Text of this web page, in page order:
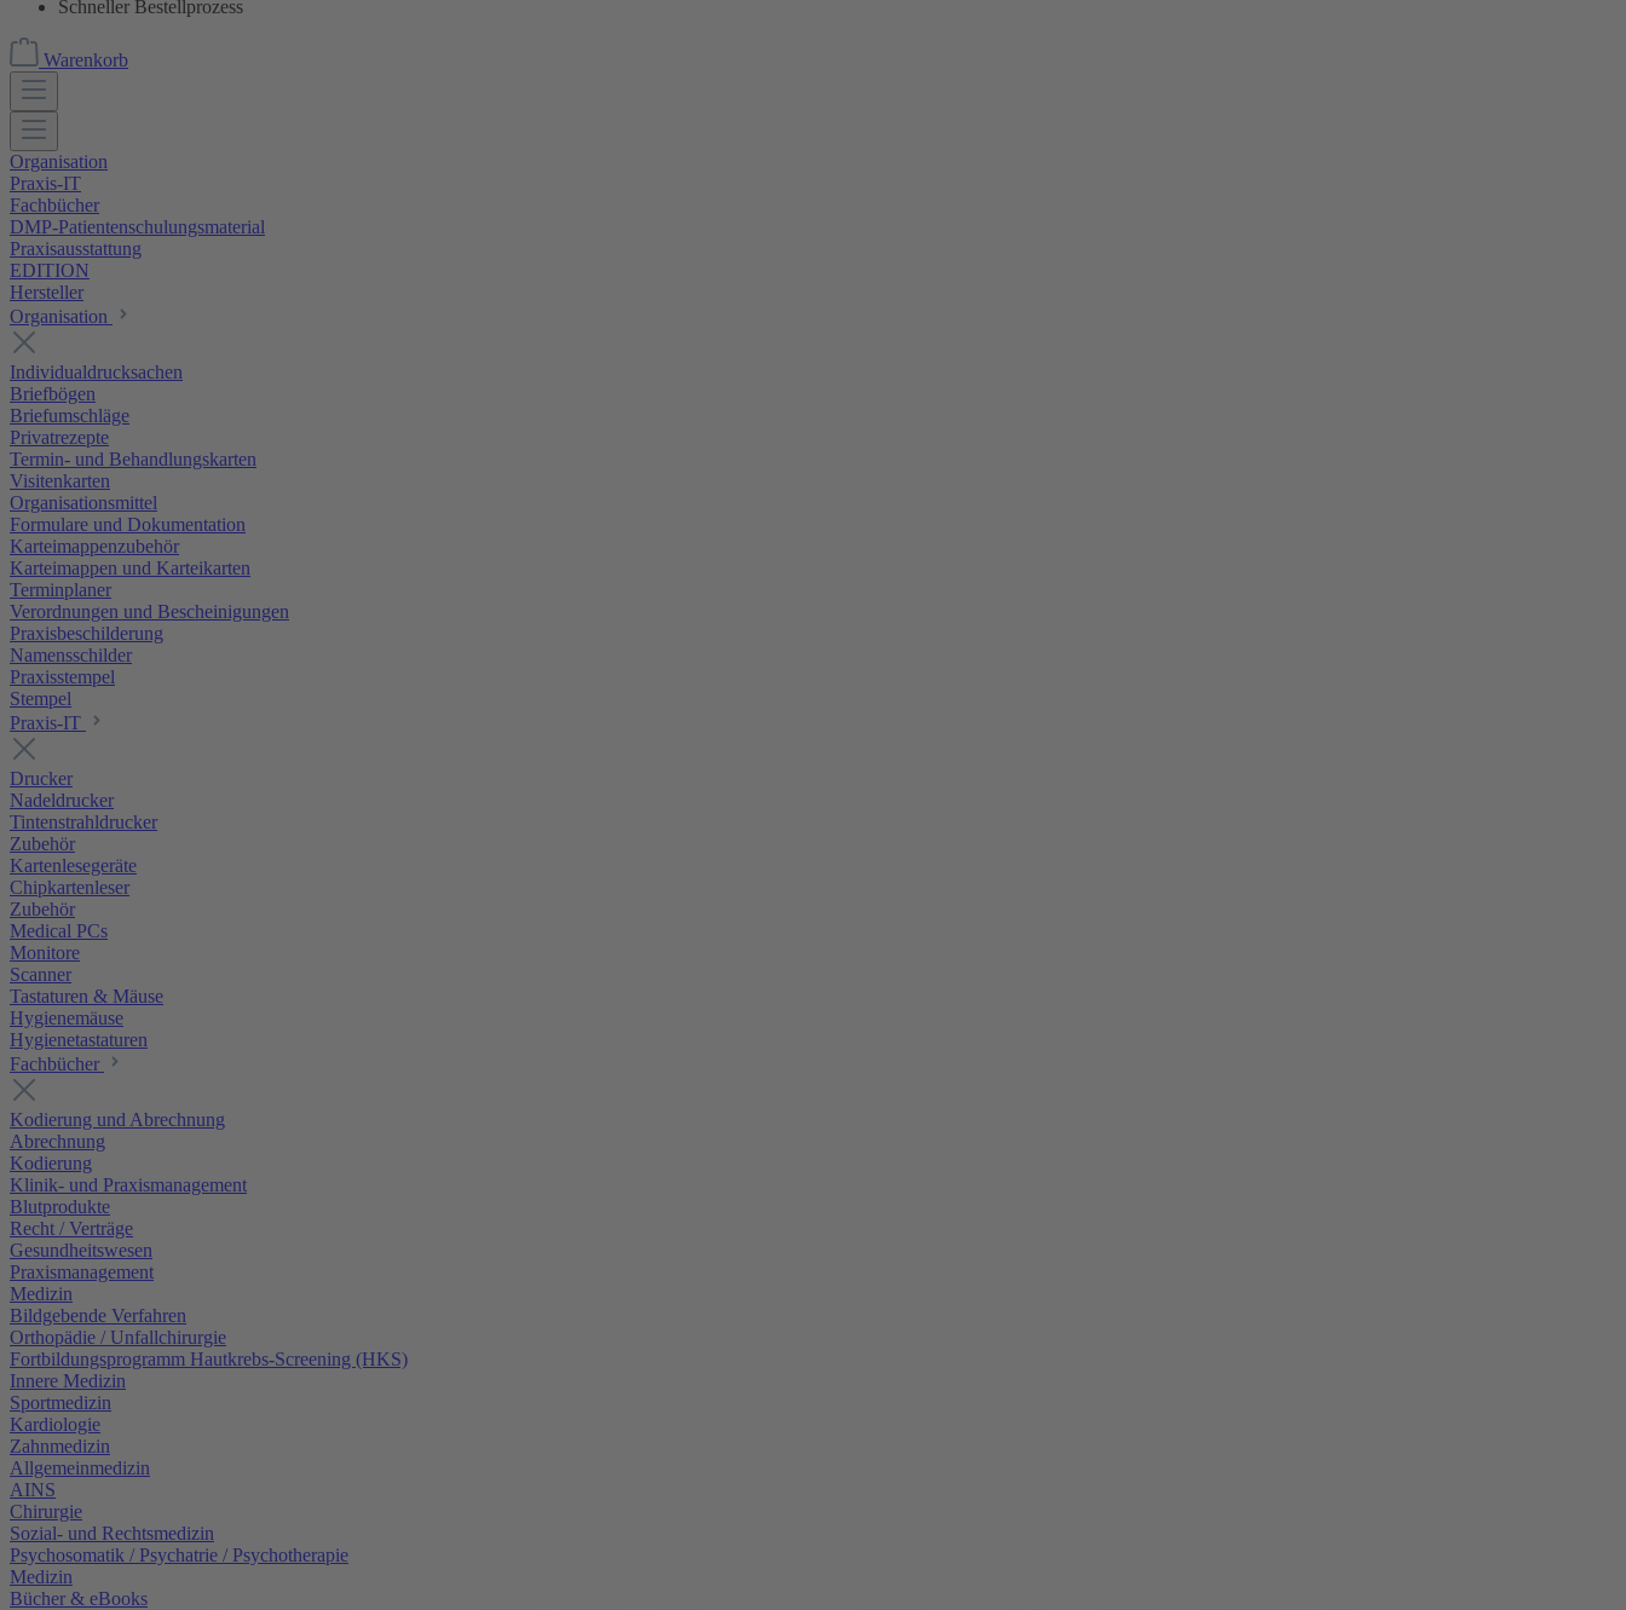
Schneller Bestellprozess
Warenkorb
Organisation
Praxis-IT
Fachbücher
DMP-Patientenschulungsmaterial
Praxisausstattung
EDITION
Hersteller
Organisation
Individualdrucksachen
Briefbögen
Briefumschläge
Privatrezepte
Termin- und Behandlungskarten
Visitenkarten
Organisationsmittel
Formulare und Dokumentation
Karteimappenzubehör
Karteimappen und Karteikarten
Terminplaner
Verordnungen und Bescheinigungen
Praxisbeschilderung
Namensschilder
Praxisstempel
Stempel
Praxis-IT
Drucker
Nadeldrucker
Tintenstrahldrucker
Zubehör
Kartenlesegeräte
Chipkartenleser
Zubehör
Medical PCs
Monitore
Scanner
Tastaturen & Mäuse
Hygienemäuse
Hygienetastaturen
Fachbücher
Kodierung und Abrechnung
Abrechnung
Kodierung
Klinik- und Praxismanagement
Blutprodukte
Recht / Verträge
Gesundheitswesen
Praxismanagement
Medizin
Bildgebende Verfahren
Orthopädie / Unfallchirurgie
Fortbildungsprogramm Hautkrebs-Screening (HKS)
Innere Medizin
Sportmedizin
Kardiologie
Zahnmedizin
Allgemeinmedizin
AINS
Chirurgie
Sozial- und Rechtsmedizin
Psychosomatik / Psychatrie / Psychotherapie
Medizin
Bücher & eBooks